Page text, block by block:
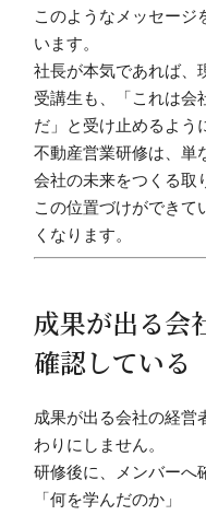
このようなメッセージ
います。
社長が本気であれば、
受講生も、「これは会
だ」と受け止めるよう
不動産営業研修は、単
会社の未来をつくる取
この位置づけができて
くなります。
成果が出る会
確認している
成果が出る会社の経営
わりにしません。
研修後に、メンバーへ
「何を学んだのか」